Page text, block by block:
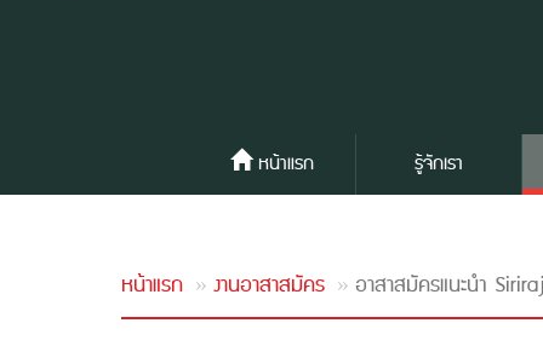
หน้าแรก รู้จักเรา
หน้าแรก งานอาสาสมัคร อาสาสมัครแนะนำ